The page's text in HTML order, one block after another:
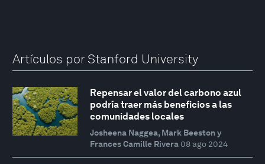
Artículos por Stanford University
Repensar el valor del carbono azul
podría traer más beneficios a las
comunidades locales
Josheena Naggea, Mark Beeston y
Frances Camille Rivera 08 ago 2024